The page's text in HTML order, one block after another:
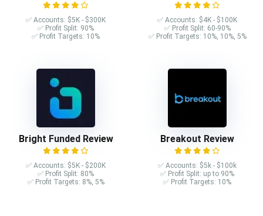
✅ Accounts: $5K - $300K
✅ Profit Split: 90%
✅ Profit Targets: 10%
✅ Accounts: $4K - $100K
✅ Profit Split: 60-90%
✅ Profit Targets: 10%, 10%, 5%
Bright Funded Review
✅ Accounts: $5K - $200K
✅ Profit Split: 80%
✅ Profit Targets: 8%, 5%
Breakout Review
✅ Accounts: $5k - $100k
✅ Profit Split: up to 90%
✅ Profit Targets: 10%